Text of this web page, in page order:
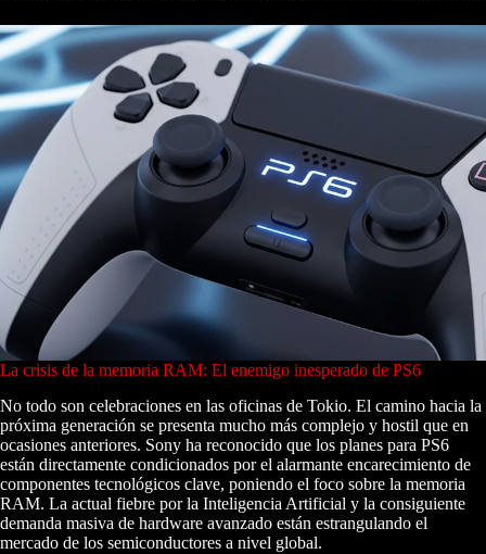
La crisis de la memoria RAM: El enemigo inesperado de PS6
No todo son celebraciones en las oficinas de Tokio. El camino hacia la
próxima generación se presenta mucho más complejo y hostil que en
ocasiones anteriores. Sony ha reconocido que los planes para PS6
están directamente condicionados por el alarmante encarecimiento de
componentes tecnológicos clave, poniendo el foco sobre la memoria
RAM. La actual fiebre por la Inteligencia Artificial y la consiguiente
demanda masiva de hardware avanzado están estrangulando el
mercado de los semiconductores a nivel global.